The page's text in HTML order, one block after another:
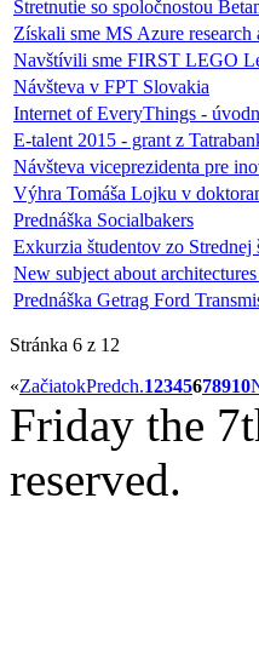
Stretnutie so spoločnostou
Získali sme MS Azure
Navštívili sme FIRST LEGO
Návšteva v FPT Slovakia
Internet of EveryThings -
E-talent 2015 - grant z
Návšteva viceprezidenta pre
Výhra Tomáša Lojku v
Prednáška Socialbakers
Exkurzia študentov zo
New subject about
Prednáška Getrag Ford
Stránka 6 z 12
«ZačiatokPredch.12345678910
Friday the
reserved.